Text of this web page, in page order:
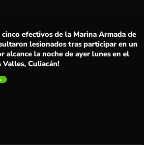
cinco efectivos de la Marina Armada de
lesionados tras participar en un
alcance la noche de ayer lunes en el
Valles, Culiacán!